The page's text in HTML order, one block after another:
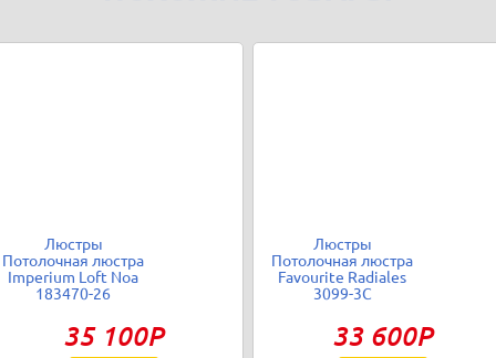
Люстры
Потолочная люстра
Imperium Loft Noa
183470-26
35 100Р
Люстры
Потолочная люстра
Favourite Radiales
3099-3C
33 600Р